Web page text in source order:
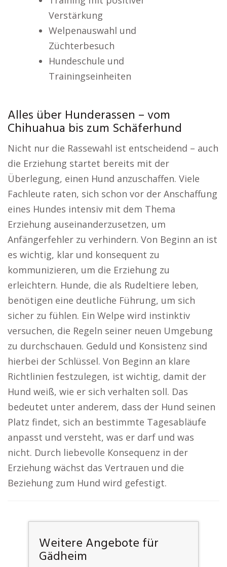
Verstärkung
Welpenauswahl und
Züchterbesuch
Hundeschule und
Trainingseinheiten
Alles über Hunderassen – vom
Chihuahua bis zum Schäferhund
Nicht nur die Rassewahl ist entscheidend – auch
die Erziehung startet bereits mit der
Überlegung, einen Hund anzuschaffen. Viele
Fachleute raten, sich schon vor der Anschaffung
eines Hundes intensiv mit dem Thema
Erziehung auseinanderzusetzen, um
Anfängerfehler zu verhindern. Von Beginn an ist
es wichtig, klar und konsequent zu
kommunizieren, um die Erziehung zu
erleichtern. Hunde, die als Rudeltiere leben,
benötigen eine deutliche Führung, um sich
sicher zu fühlen. Ein Welpe wird instinktiv
versuchen, die Regeln seiner neuen Umgebung
zu durchschauen. Geduld und Konsistenz sind
hierbei der Schlüssel. Von Beginn an klare
Richtlinien festzulegen, ist wichtig, damit der
Hund weiß, wie er sich verhalten soll. Das
bedeutet unter anderem, dass der Hund seinen
Platz findet, sich an bestimmte Tagesabläufe
anpasst und versteht, was er darf und was
nicht. Durch liebevolle Konsequenz in der
Erziehung wächst das Vertrauen und die
Beziehung zum Hund wird gefestigt.
Weitere Angebote für
Gädheim